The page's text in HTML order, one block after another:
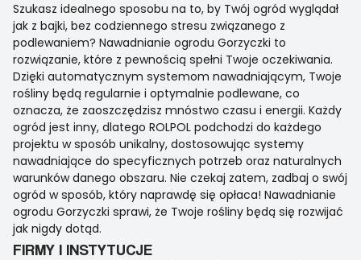
Szukasz idealnego sposobu na to, by Twój ogród wyglądał
jak z bajki, bez codziennego stresu związanego z
podlewaniem? Nawadnianie ogrodu Gorzyczki to
rozwiązanie, które z pewnością spełni Twoje oczekiwania.
Dzięki automatycznym systemom nawadniającym, Twoje
rośliny będą regularnie i optymalnie podlewane, co
oznacza, że zaoszczędzisz mnóstwo czasu i energii. Każdy
ogród jest inny, dlatego ROLPOL podchodzi do każdego
projektu w sposób unikalny, dostosowując systemy
nawadniające do specyficznych potrzeb oraz naturalnych
warunków danego obszaru. Nie czekaj zatem, zadbaj o swój
ogród w sposób, który naprawdę się opłaca! Nawadnianie
ogrodu Gorzyczki sprawi, że Twoje rośliny będą się rozwijać
jak nigdy dotąd.
FIRMY I INSTYTUCJE